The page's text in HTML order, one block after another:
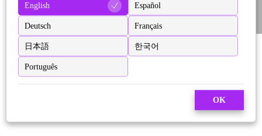
English Español
Deutsch Français
日本語 한국어
Português
OK